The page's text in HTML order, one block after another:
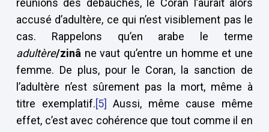
réunions des débauchés, le Coran l’aurait alors
accusé d’adultère, ce qui n’est visiblement pas le
cas. Rappelons qu’en arabe le terme
adultère/zinâ ne vaut qu’entre un homme et une
femme. De plus, pour le Coran, la sanction de
l’adultère n’est sûrement pas la mort, même à
titre exemplatif.[5]
Aussi, même cause même
effet, c’est avec cohérence que tout comme il en